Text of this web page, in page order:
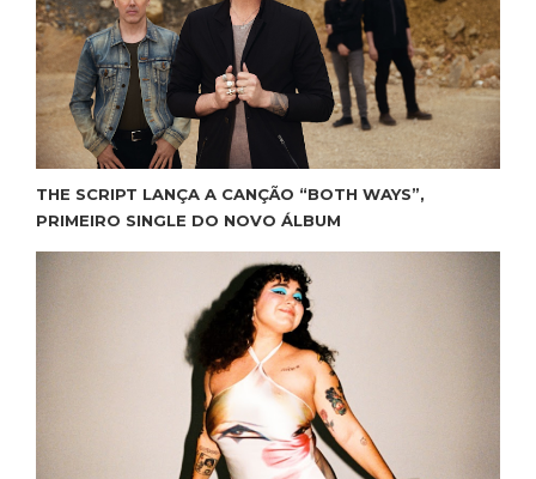
THE SCRIPT LANÇA A CANÇÃO “BOTH WAYS”,
PRIMEIRO SINGLE DO NOVO ÁLBUM